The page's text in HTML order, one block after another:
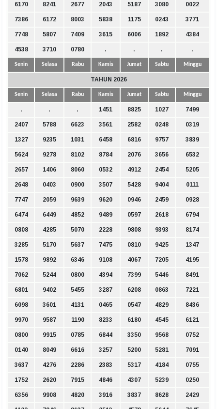
6170 8241 2677 2043 5187 3080 0022
7386 6172 8003 5838 1175 0243 3771
7748 5807 7409 3615 6006 1892 4384
4538 3710 0780 . . . .
Senin Selasa Rabu Kamis Jumat Sabtu Minggu
TAHUN 2026
Senin Selasa Rabu Kamis Jumat Sabtu Minggu
. . . 1451 8825 1027 7499
2407 5788 6623 3561 2582 0248 0319
1327 9235 1031 6458 6816 9757 3839
5624 9278 8102 8784 2076 3656 6532
2657 1406 8060 0532 4912 2454 5205
2648 0403 0900 3507 5428 9404 0111
7747 2059 9639 9620 0946 2459 0928
6474 6449 4852 9489 0597 2618 6794
0808 4285 5070 2228 9808 9393 8174
3285 5170 5637 7475 0810 9425 1347
1578 9892 6346 9108 4067 7205 4195
7062 5244 0800 4394 7399 5446 8491
6801 9402 5455 3287 6208 0863 7221
6098 3601 4131 0465 0547 4829 8436
9970 9587 1190 8233 6180 4545 6121
0800 9915 0785 6844 3350 9568 0752
0140 8049 6616 3257 5200 5281 7091
3637 4276 2286 2383 5317 4184 0755
1752 2620 7915 4846 4307 5239 0250
6356 9908 4820 3916 3837 8628 2429